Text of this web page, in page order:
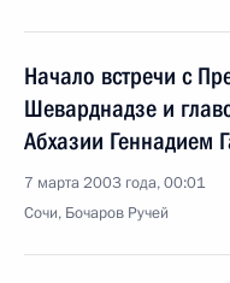
Начало встречи с
Шеварднадзе и
Абхазии Геннадием
7 марта 2003 года, 00:01
Сочи, Бочаров Ручей